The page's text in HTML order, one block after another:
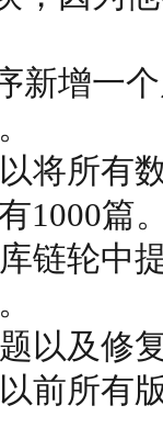
新增一
将所有
1000篇
链轮中
以及修
前所有